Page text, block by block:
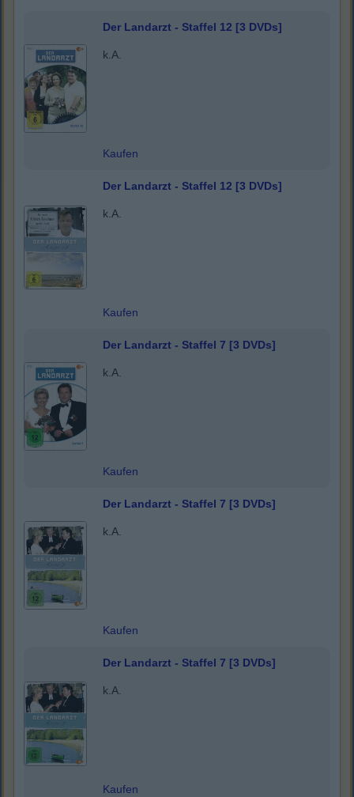
Der Landarzt - Staffel 12 [3 DVDs]
k.A.
Kaufen
Der Landarzt - Staffel 12 [3 DVDs]
k.A.
Kaufen
Der Landarzt - Staffel 7 [3 DVDs]
k.A.
Kaufen
Der Landarzt - Staffel 7 [3 DVDs]
k.A.
Kaufen
Der Landarzt - Staffel 7 [3 DVDs]
k.A.
Kaufen